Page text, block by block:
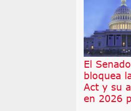
El
bloquea
Act y su
en 2026